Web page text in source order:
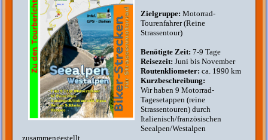
Zielgruppe:Motorrad-
Tourenfahrer (Reine
Strassentour)
Benötigte Zeit: 7-9 Tage
Reisezeit: Juni bis November
Routenkliometer: ca. 1990 km
Kurzbeschreibung:
Wir haben 9 Motorrad-
Tagesetappen (reine
Strassentouren) durch
Italienisch/französischen
Seealpen/Westalpen
zusammengestellt.